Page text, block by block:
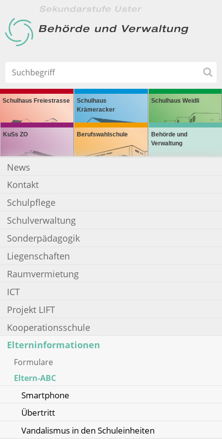
Schulhaus Freiestrasse
Schulhaus
Krämeracker
Schulhaus Weidli
KuSs ZO Berufswahlschule
Behörde und
Verwaltung
News
Kontakt
Schulpflege
Schulverwaltung
Sonderpädagogik
Liegenschaften
Raumvermietung
ICT
Projekt LIFT
Kooperationsschule
Elterninformationen
Formulare
Eltern-ABC
Smartphone
Übertritt
Vandalismus in den Schuleinheiten